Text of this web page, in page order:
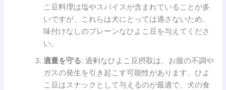
こ豆料理は塩やスパイスが含まれていることが多
いですが、これらは犬にとっては適さないため、
味付けなしのプレーンなひよこ豆を与えてくださ
い。
適量を守る: 過剰なひよこ豆摂取は、お腹の不調や
ガスの発生を引き起こす可能性があります。ひよ
こ豆はスナックとして与えるのが最適で、犬の食